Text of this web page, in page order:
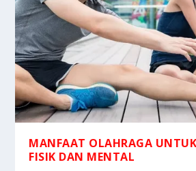
MANFAAT OLAHRAGA
FISIK DAN MENTAL